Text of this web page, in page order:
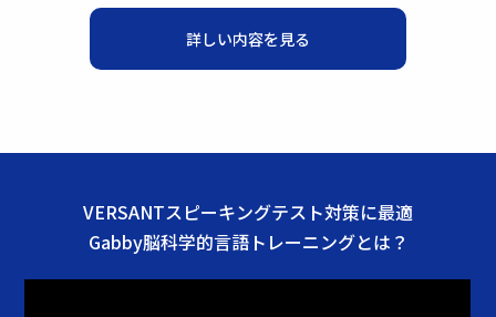
詳しい内容を見る
VERSANTスピーキングテスト対策に最適
Gabby脳科学的言語トレーニングとは？